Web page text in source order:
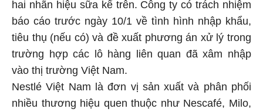
hai nhãn hiệu sữa kể trên. Công ty có trách nhiệm
báo cáo trước ngày 10/1 về tình hình nhập khẩu,
tiêu thụ (nếu có) và đề xuất phương án xử lý trong
trường hợp các lô hàng liên quan đã xâm nhập
vào thị trường Việt Nam.
Nestlé Việt Nam là đơn vị sản xuất và phân phối
nhiều thương hiệu quen thuộc như Nescafé, Milo,